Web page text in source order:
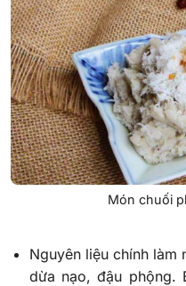
Món chuối
Nguyên liệu chính làm
dừa nạo, đậu phộng.